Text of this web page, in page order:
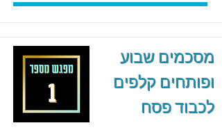
מסכמים שבוע
ופותחים קלפים
לכבוד פסח